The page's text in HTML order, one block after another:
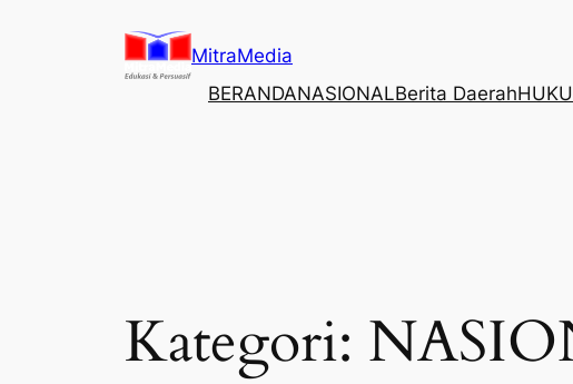
MitraMedia
BERANDANASIONALBerita Daerah
Kategori: